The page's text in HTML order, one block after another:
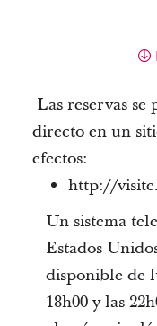
Las reservas se
directo en un
efectos:
http://
Un sistema
Estados
disponible de
18h00 y las